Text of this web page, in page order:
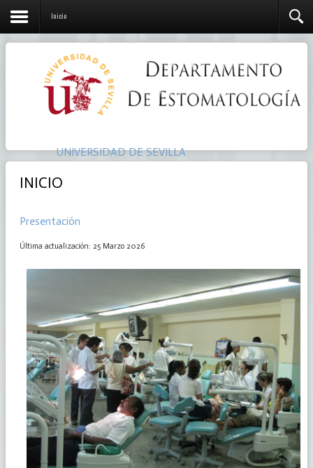
Inicio
UNIVERSIDAD DE SEVILLA
INICIO
Presentación
Última actualización: 25 Marzo 2026